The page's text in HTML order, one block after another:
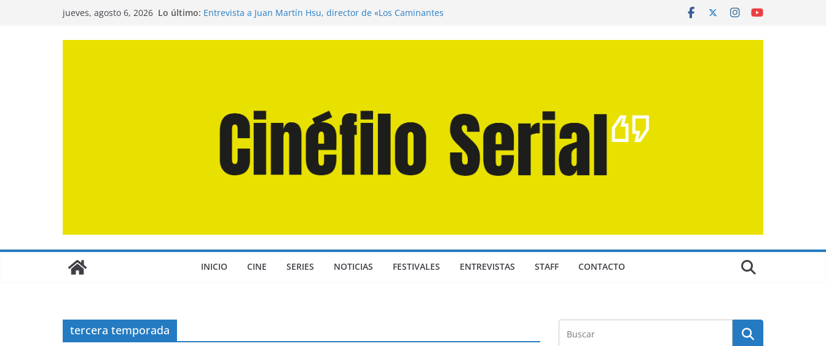
jueves, agosto 6, 2026 Lo último: Entrevista a Juan Martín Hsu, director de «Los Caminantes
INICIO CINE SERIES NOTICIAS FESTIVALES ENTREVISTAS STAFF CONTACTO
tercera temporada